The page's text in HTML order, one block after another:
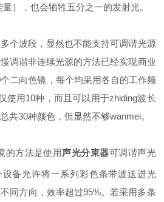
量），也会牺牲五分之一的发射光。
个波段，显然也不能支持可调谐光源
调谐非连续光源的方法已经实现商业
二向色镜，每个均采用各自的工作频
使用10种，而且可以用于zhiding波长
共30种颜色，但显然不够wanmei。
的方法是使用声光分束器可调谐声光
设备允许将一系列彩色条带波送进光
同方向，效率超过95%。若采用多条